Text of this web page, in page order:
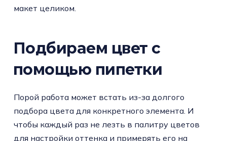
макет целиком.
Подбираем цвет с
помощью пипетки
Порой работа может встать из-за долгого
подбора цвета для конкретного элемента. И
чтобы каждый раз не лезть в палитру цветов
для настройки оттенка и примерять его на